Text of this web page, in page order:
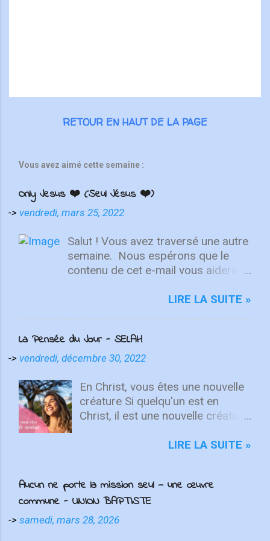
RETOUR EN HAUT DE LA PAGE
Vous avez aimé cette semaine :
Only Jesus ❤️ (Seul Jésus ❤️)
-> vendredi, mars 25, 2022
Salut ! Vous avez traversé une autre
semaine. ⁣ Nous espérons que le
contenu de cet e-mail vous aidera à
Quelle que soit la semaine que vous
une nouvelle chance de se détendre
et de se reposer en Lui. "Puisque
attachez vos cœurs aux choses
d'en haut, où Christ est assis à la
droite de Dieu. Ayez l'esprit sur les
choses d'en haut, non sur les
choses terrestres" - Colossiens
2022 avec un premier single
énergique, ICF Worship présente
"Only You" , une toute nouvelle
LIRE LA SUITE »
La Pensée du Jour - SELAH
-> vendredi, décembre 30, 2022
En Christ, vous êtes une nouvelle
créature Si quelqu'un est en
Christ, il est une nouvelle créature.
passées ; voici, toutes choses
si vous aviez la possibilité de tout
recommencer ? Quelles erreurs
voudriez-vous corriger ? Quelles
LIRE LA SUITE »
Aucun ne porte la mission seul — une œuvre
commune - UNION BAPTISTE
-> samedi, mars 28, 2026